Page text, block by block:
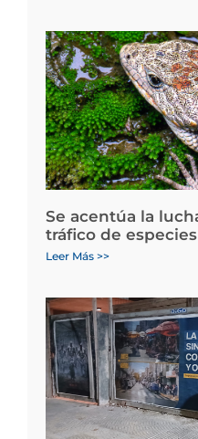
Se acentúa la
tráfico de especies
Leer Más >>